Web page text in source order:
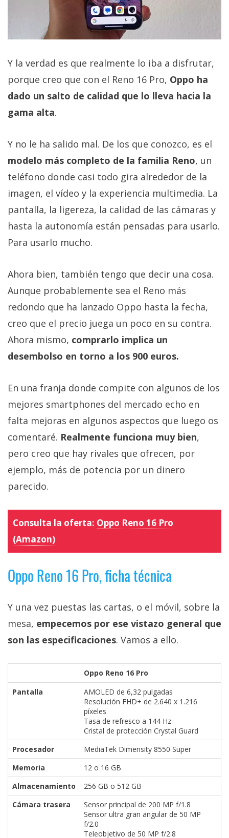
Y la verdad es que realmente lo iba a disfrutar,
porque creo que con el Reno 16 Pro, Oppo ha
dado un salto de calidad que lo lleva hacia la
gama alta.
Y no le ha salido mal. De los que conozco, es el
modelo más completo de la familia Reno, un
teléfono donde casi todo gira alrededor de la
imagen, el vídeo y la experiencia multimedia. La
pantalla, la ligereza, la calidad de las cámaras y
hasta la autonomía están pensadas para usarlo.
Para usarlo mucho.
Ahora bien, también tengo que decir una cosa.
Aunque probablemente sea el Reno más
redondo que ha lanzado Oppo hasta la fecha,
creo que el precio juega un poco en su contra.
Ahora mismo, comprarlo implica un
desembolso en torno a los 900 euros.
En una franja donde compite con algunos de los
mejores smartphones del mercado echo en
falta mejoras en algunos aspectos que luego os
comentaré. Realmente funciona muy bien,
pero creo que hay rivales que ofrecen, por
ejemplo, más de potencia por un dinero
parecido.
Consulta la oferta: Oppo Reno 16 Pro
(Amazon)
Oppo Reno 16 Pro, ficha técnica
Y una vez puestas las cartas, o el móvil, sobre la
mesa, empecemos por ese vistazo general que
son las especificaciones. Vamos a ello.
Oppo Reno 16 Pro
Pantalla
AMOLED de 6,32 pulgadas
Resolución FHD+ de 2.640 x 1.216
píxeles
Tasa de refresco a 144 Hz
Cristal de protección Crystal Guard
Procesador
MediaTek Dimensity 8550 Super
Memoria
12 o 16 GB
Almacenamiento
256 GB o 512 GB
Cámara trasera
Sensor principal de 200 MP f/1.8
Sensor ultra gran angular de 50 MP
f/2.0
Teleobjetivo de 50 MP f/2.8